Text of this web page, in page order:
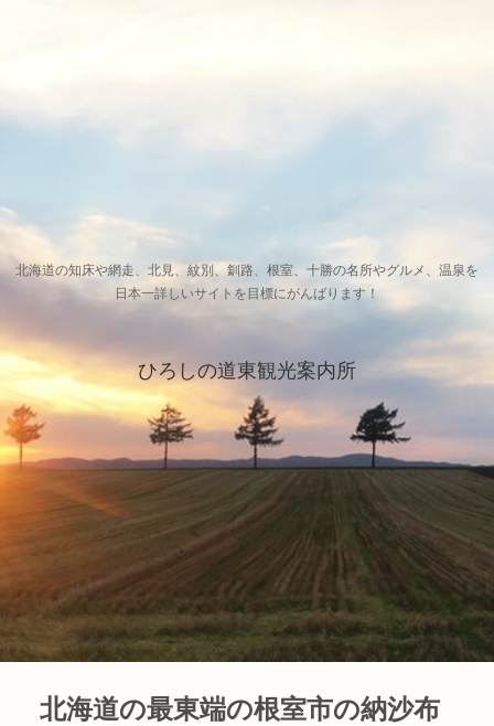
北海道の知床や網走、北見、紋別、釧路、根室、十勝の名所やグルメ、温泉を
日本一詳しいサイトを目標にがんばります！
ひろしの道東観光案内所
北海道の最東端の根室市の納沙布